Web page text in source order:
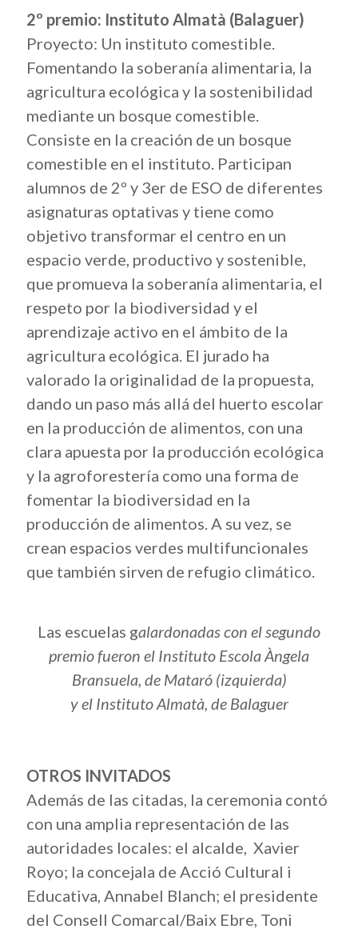
2º premio: Instituto Almatà (Balaguer)
Proyecto: Un instituto comestible.
Fomentando la soberanía alimentaria, la
agricultura ecológica y la sostenibilidad
mediante un bosque comestible.
Consiste en la creación de un bosque
comestible en el instituto. Participan
alumnos de 2º y 3er de ESO de diferentes
asignaturas optativas y tiene como
objetivo transformar el centro en un
espacio verde, productivo y sostenible,
que promueva la soberanía alimentaria, el
respeto por la biodiversidad y el
aprendizaje activo en el ámbito de la
agricultura ecológica. El jurado ha
valorado la originalidad de la propuesta,
dando un paso más allá del huerto escolar
en la producción de alimentos, con una
clara apuesta por la producción ecológica
y la agroforestería como una forma de
fomentar la biodiversidad en la
producción de alimentos. A su vez, se
crean espacios verdes multifuncionales
que también sirven de refugio climático.
Las escuelas galardonadas con el segundo
premio fueron el Instituto Escola Àngela
Bransuela, de Mataró (izquierda)
y el Instituto Almatà, de Balaguer
OTROS INVITADOS
Además de las citadas, la ceremonia contó
con una amplia representación de las
autoridades locales: el alcalde, Xavier
Royo; la concejala de Acció Cultural i
Educativa, Annabel Blanch; el presidente
del Consell Comarcal/Baix Ebre, Toni